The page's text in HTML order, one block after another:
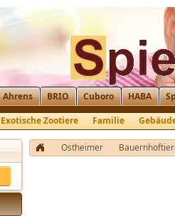
Ahrens BRIO Cuboro HABA
Exotische Zootiere Familie
Ostheimer